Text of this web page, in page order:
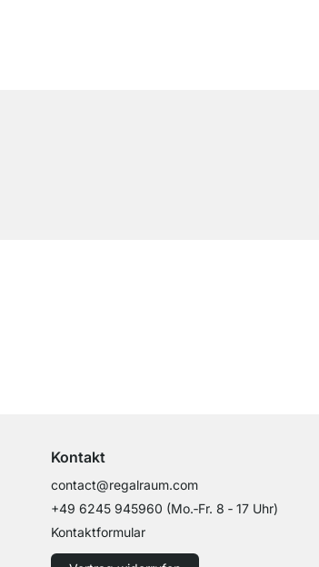
Kontakt
contact@regalraum.com
+49 6245 945960 (Mo.‑Fr. 8 ‑ 17 Uhr)
Kontaktformular